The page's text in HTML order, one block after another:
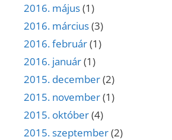
2016. május(1)
2016. március(3)
2016. február(1)
2016. január(1)
2015. december(2)
2015. november(1)
2015. október(4)
2015. szeptember(2)